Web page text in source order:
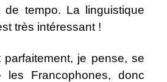
de tempo. La linguistique
très intéressant !
je pense, se
les Francophones, donc